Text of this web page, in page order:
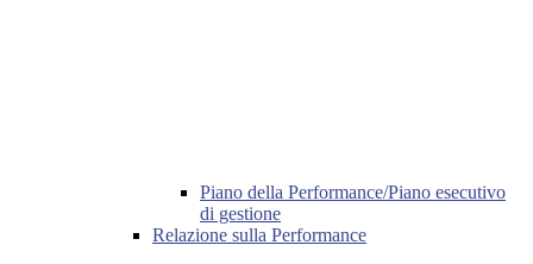
Piano della Performance/Piano esecutivo
di gestione
Relazione sulla Performance